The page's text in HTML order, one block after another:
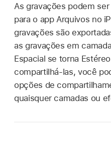
As gravações podem
para o app Arquivos no
gravações são
as gravações em
Espacial se torna
compartilhá-las, você
opções de
quaisquer camadas ou